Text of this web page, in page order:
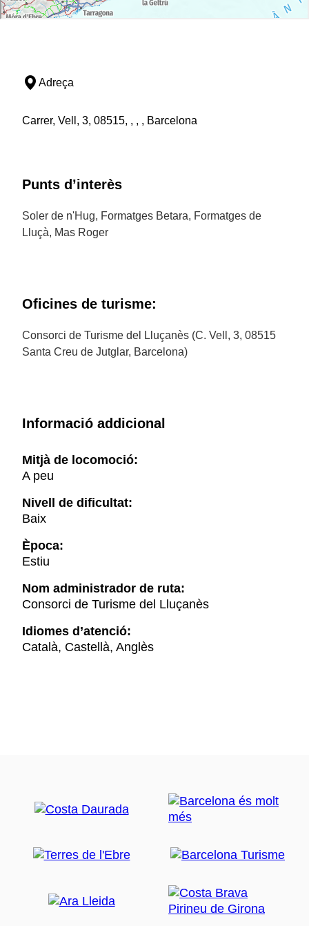
Adreça
Carrer, Vell, 3, 08515, , , , Barcelona
Punts d’interès
Soler de n'Hug, Formatges Betara, Formatges de
Lluçà, Mas Roger
Oficines de turisme:
Consorci de Turisme del Lluçanès (C. Vell, 3, 08515
Santa Creu de Jutglar, Barcelona)
Informació addicional
Mitjà de locomoció:
A peu
Nivell de dificultat:
Baix
Època:
Estiu
Nom administrador de ruta:
Consorci de Turisme del Lluçanès
Idiomes d’atenció:
Català, Castellà, Anglès